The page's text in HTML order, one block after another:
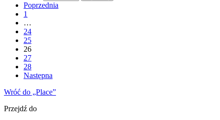
Poprzednia
1
…
24
25
26
27
28
Następna
Wróć do „Place”
Przejdź do